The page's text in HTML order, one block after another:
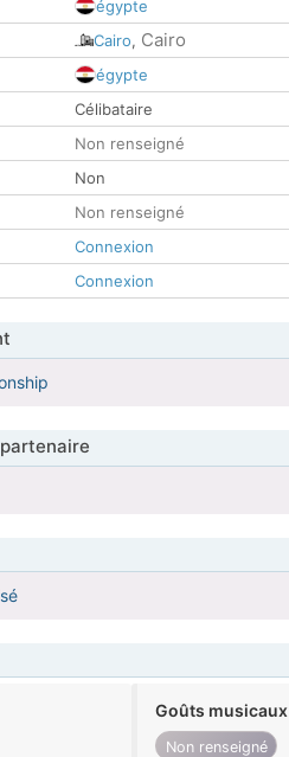
égypte
Cairo, Cairo
égypte
Célibataire
Non renseigné
Non
Non renseigné
Connexion
Connexion
Goûts musicaux
Non renseigné